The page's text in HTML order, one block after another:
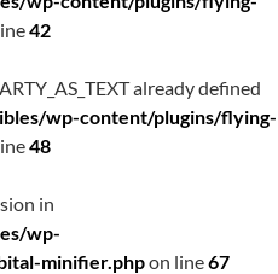
42
already defined
wp-content/plugins/flying-
48
in
wp-
minifier.phpon line67